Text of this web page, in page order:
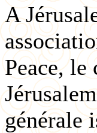
A
Peace, le
générale